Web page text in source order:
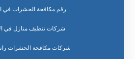
رقم مكافحة الحشرات في
شركات تنظيف منازل في
شركات مكافحة الحشرات